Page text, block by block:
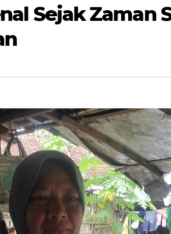
Sejak Zaman